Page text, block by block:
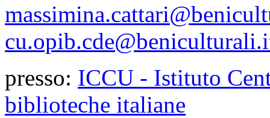
presso: ICCU - Istituto
biblioteche italiane